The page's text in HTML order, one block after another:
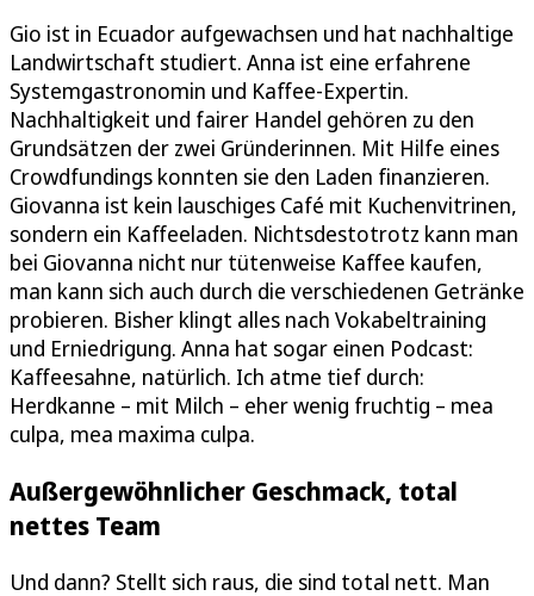
Gio ist in Ecuador aufgewachsen und hat nachhaltige
Landwirtschaft studiert. Anna ist eine erfahrene
Systemgastronomin und Kaffee-Expertin.
Nachhaltigkeit und fairer Handel gehören zu den
Grundsätzen der zwei Gründerinnen. Mit Hilfe eines
Crowdfundings konnten sie den Laden finanzieren.
Giovanna ist kein lauschiges Café mit Kuchenvitrinen,
sondern ein Kaffeeladen. Nichtsdestotrotz kann man
bei Giovanna nicht nur tütenweise Kaffee kaufen,
man kann sich auch durch die verschiedenen Getränke
probieren. Bisher klingt alles nach Vokabeltraining
und Erniedrigung. Anna hat sogar einen Podcast:
Kaffeesahne, natürlich. Ich atme tief durch:
Herdkanne – mit Milch – eher wenig fruchtig – mea
culpa, mea maxima culpa.
Außergewöhnlicher Geschmack, total
nettes Team
Und dann? Stellt sich raus, die sind total nett. Man